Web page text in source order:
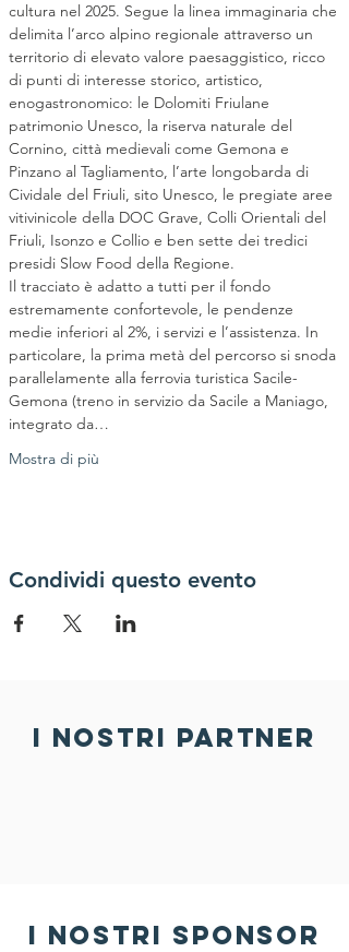
cultura nel 2025. Segue la linea immaginaria che
delimita l’arco alpino regionale attraverso un
territorio di elevato valore paesaggistico, ricco
di punti di interesse storico, artistico,
enogastronomico: le Dolomiti Friulane
patrimonio Unesco, la riserva naturale del
Cornino, città medievali come Gemona e
Pinzano al Tagliamento, l’arte longobarda di
Cividale del Friuli, sito Unesco, le pregiate aree
vitivinicole della DOC Grave, Colli Orientali del
Friuli, Isonzo e Collio e ben sette dei tredici
presidi Slow Food della Regione.
Il tracciato è adatto a tutti per il fondo
estremamente confortevole, le pendenze
medie inferiori al 2%, i servizi e l’assistenza. In
particolare, la prima metà del percorso si snoda
parallelamente alla ferrovia turistica Sacile-
Gemona (treno in servizio da Sacile a Maniago,
integrato da…
Mostra di più
Condividi questo evento
i nostri partner
i nostri sponsor